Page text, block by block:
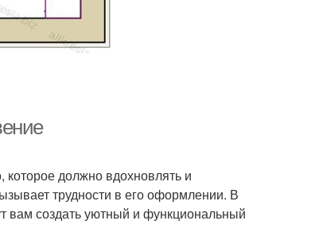
которое должно вдохновлять и
трудности в его оформлении. В
вам создать уютный и функциональный